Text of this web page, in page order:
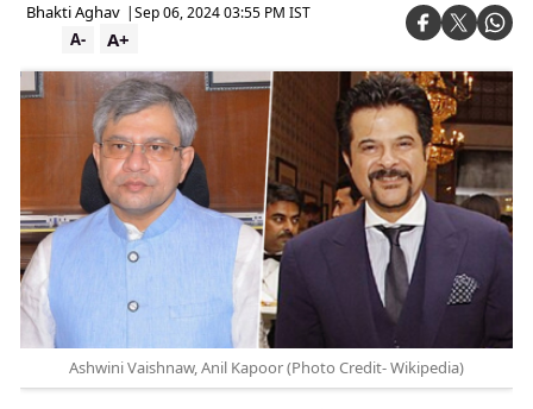
Bhakti Aghav |Sep 06, 2024 03:55 PM IST
A+
A-
Ashwini Vaishnaw, Anil Kapoor (Photo Credit- Wikipedia)